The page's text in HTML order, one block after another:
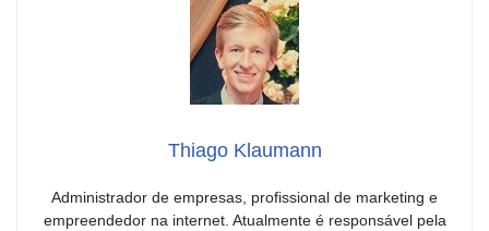
Thiago Klaumann
Administrador de empresas, profissional de marketing e
empreendedor na internet. Atualmente é responsável pela